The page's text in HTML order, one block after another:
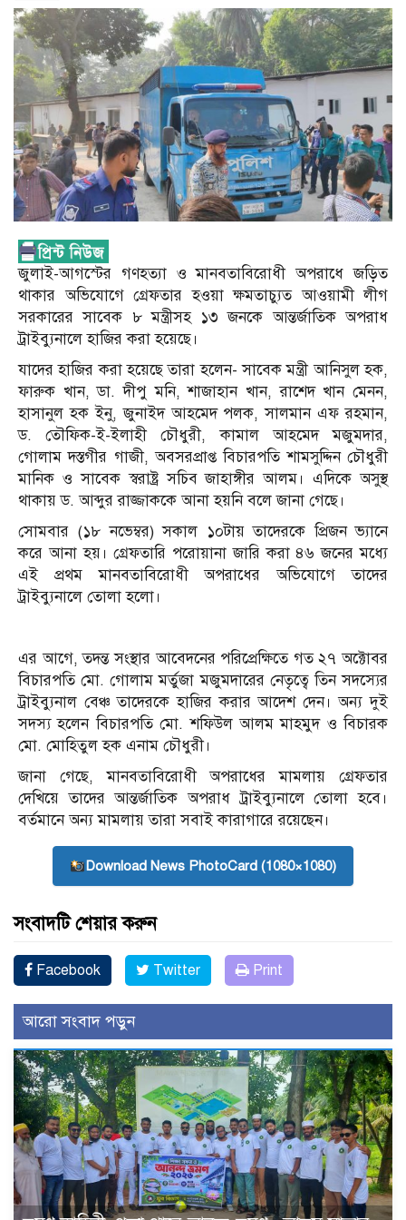
জুলাই-আগস্টের গণহত্যা ও মানবতাবিরোধী অপরাধে জড়িত
থাকার অভিযোগে গ্রেফতার হওয়া ক্ষমতাচ্যুত আওয়ামী লীগ
সরকারের সাবেক ৮ মন্ত্রীসহ ১৩ জনকে আন্তর্জাতিক অপরাধ
ট্রাইব্যুনালে হাজির করা হয়েছে।
যাদের হাজির করা হয়েছে তারা হলেন- সাবেক মন্ত্রী আনিসুল হক,
ফারুক খান, ডা. দীপু মনি, শাজাহান খান, রাশেদ খান মেনন,
হাসানুল হক ইনু, জুনাইদ আহমেদ পলক, সালমান এফ রহমান,
ড. তৌফিক-ই-ইলাহী চৌধুরী, কামাল আহমেদ মজুমদার,
গোলাম দস্তগীর গাজী, অবসরপ্রাপ্ত বিচারপতি শামসুদ্দিন চৌধুরী
মানিক ও সাবেক স্বরাষ্ট্র সচিব জাহাঙ্গীর আলম। এদিকে অসুস্থ
থাকায় ড. আব্দুর রাজ্জাককে আনা হয়নি বলে জানা গেছে।
সোমবার (১৮ নভেম্বর) সকাল ১০টায় তাদেরকে প্রিজন ভ্যানে
করে আনা হয়। গ্রেফতারি পরোয়ানা জারি করা ৪৬ জনের মধ্যে
এই প্রথম মানবতাবিরোধী অপরাধের অভিযোগে তাদের
ট্রাইব্যুনালে তোলা হলো।
এর আগে, তদন্ত সংস্থার আবেদনের পরিপ্রেক্ষিতে গত ২৭ অক্টোবর
বিচারপতি মো. গোলাম মর্তুজা মজুমদারের নেতৃত্বে তিন সদস্যের
ট্রাইব্যুনাল বেঞ্চ তাদেরকে হাজির করার আদেশ দেন। অন্য দুই
সদস্য হলেন বিচারপতি মো. শফিউল আলম মাহমুদ ও বিচারক
মো. মোহিতুল হক এনাম চৌধুরী।
জানা গেছে, মানবতাবিরোধী অপরাধের মামলায় গ্রেফতার
দেখিয়ে তাদের আন্তর্জাতিক অপরাধ ট্রাইব্যুনালে তোলা হবে।
বর্তমানে অন্য মামলায় তারা সবাই কারাগারে রয়েছেন।
Download News PhotoCard (1080×1080)
সংবাদটি শেয়ার করুন
Facebook Twitter Print
আরো সংবাদ পড়ুন